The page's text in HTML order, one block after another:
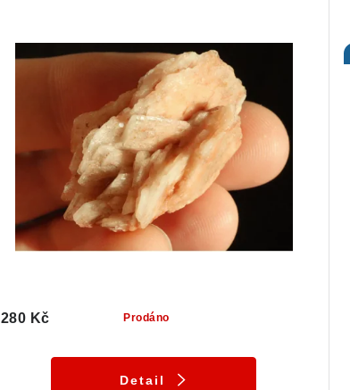
Prodáno
280 Kč
Detail